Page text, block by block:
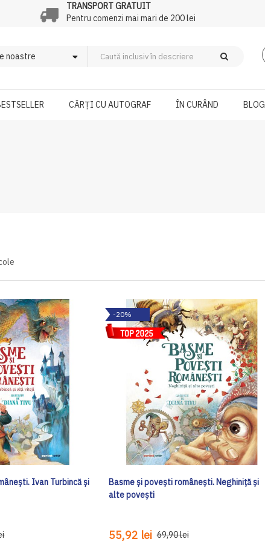
TRANSPORT GRATUIT
Pentru comenzi mai mari de 200 lei
CĂRȚI CU AUTOGRAF ÎN CURÂND BLOG
Ivan Turbincă și
-20%
Basme și povești românești. Neghiniță și
alte povești
55,92 lei 69,90 lei